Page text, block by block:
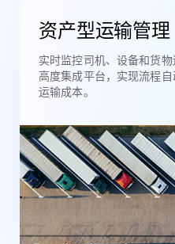
资产型运输管理
实时监控司机、设备和货
高度集成平台，实现流程
运输成本。